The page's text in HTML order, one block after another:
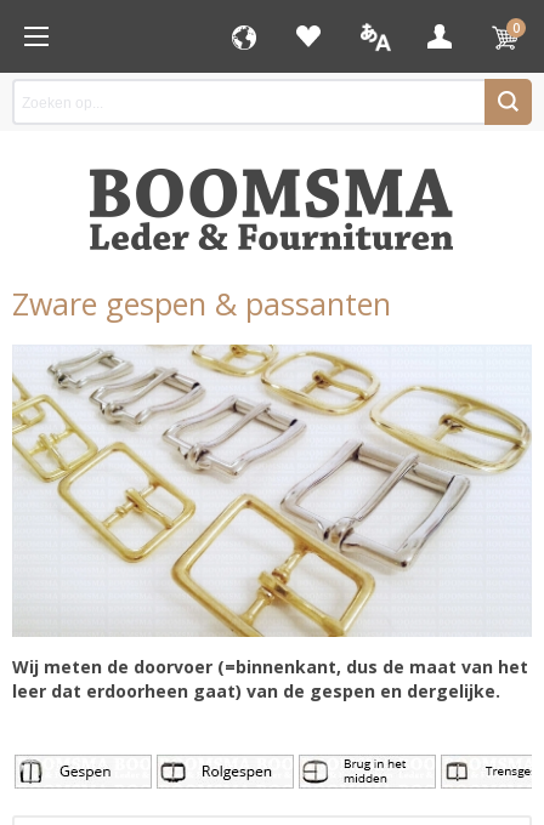
0
Zware gespen & passanten
Wij meten de doorvoer (=binnenkant, dus de maat van het
leer dat erdoorheen gaat) van de gespen en dergelijke.